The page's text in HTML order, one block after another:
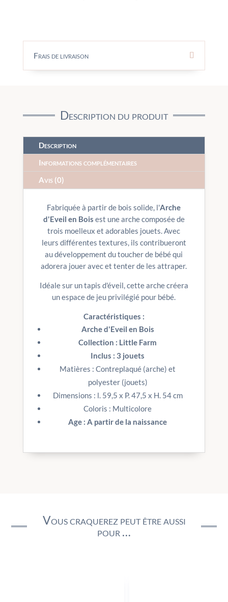
Frais de livraison
Description du produit
Description
Informations complémentaires
Avis (0)
Fabriquée à partir de bois solide, l'Arche
d'Eveil en Bois est une arche composée de
trois moelleux et adorables jouets. Avec
leurs différentes textures, ils contribueront
au développement du toucher de bébé qui
adorera jouer avec et tenter de les attraper.
Idéale sur un tapis d'éveil, cette arche créera
un espace de jeu privilégié pour bébé.
Caractéristiques :
Arche d'Eveil en Bois
Collection : Little Farm
Inclus : 3 jouets
Matières : Contreplaqué (arche) et
polyester (jouets)
Dimensions : l. 59,5 x P. 47,5 x H. 54 cm
Coloris : Multicolore
Age : A partir de la naissance
Vous craquerez peut être aussi
pour …